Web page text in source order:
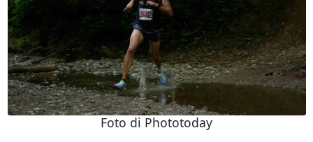
Foto di Phototoday